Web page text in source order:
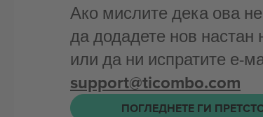
Ако мислите дека ова
да додадете нов настан
или да ни испратите е-
support@ticombo.com
ПОГЛЕДНЕТЕ ГИ